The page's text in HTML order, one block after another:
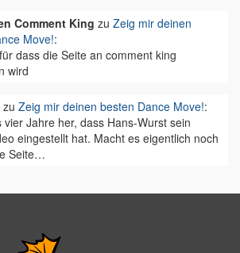
Comment King zu Zeig mir deinen
Move!:
dass die Seite an comment king
wird
zu Zeig mir deinen besten Dance Move!:
vier Jahre her, dass Hans-Wurst sein
eingestellt hat. Macht es eigentlich noch
Seite…